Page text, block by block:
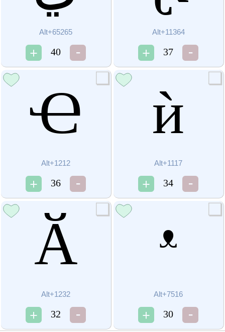
Alt+65265
40
Alt+11364
37
Ҽ
Alt+1212
36
ѝ
Alt+1117
34
Ӑ
Alt+1232
32
ᵜ
Alt+7516
30